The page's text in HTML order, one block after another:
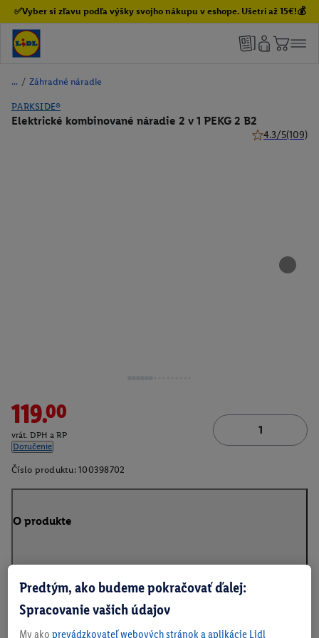
✅Vyber si zľavu podľa výšky svojho nákupu v eshope. Ušetri až 15€!💰
/ Záhradné náradie
PARKSIDE®
Elektrické kombinované náradie 2 v 1 PEKG 2 B2
4.3/5(109)
119.00
vrát. DPH a RP
Doručenie
Číslo produktu: 100398702
O produkte
Na stiahnutie
Predtým, ako budeme pokračovať ďalej:
Spracovanie vašich údajov
My ako prevádzkovateľ webových stránok a aplikácie Lidl